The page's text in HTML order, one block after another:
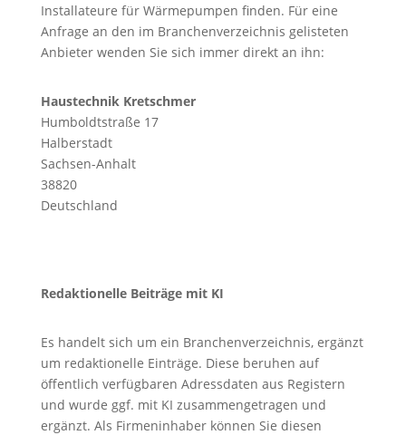
Installateure für Wärmepumpen finden. Für eine
Anfrage an den im Branchenverzeichnis gelisteten
Anbieter wenden Sie sich immer direkt an ihn:
Haustechnik Kretschmer
Humboldtstraße 17
Halberstadt
Sachsen-Anhalt
38820
Deutschland
Redaktionelle Beiträge mit KI
Es handelt sich um ein Branchenverzeichnis, ergänzt
um redaktionelle Einträge. Diese beruhen auf
öffentlich verfügbaren Adressdaten aus Registern
und wurde ggf. mit KI zusammengetragen und
ergänzt. Als Firmeninhaber können Sie diesen